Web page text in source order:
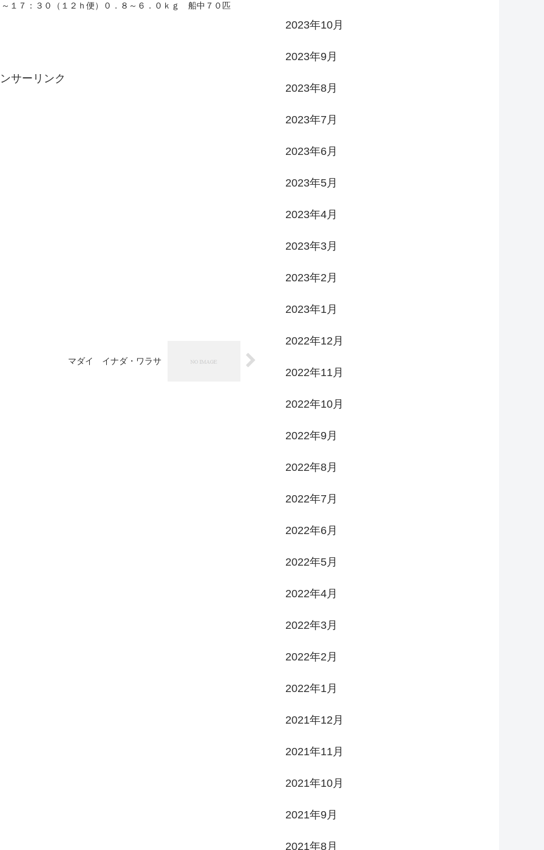
１７：３０（１２ｈ便）０．８～６．０ｋｇ 船中７０匹
サーリンク
マダイ イナダ・ワラサ
2023年10月
2023年9月
2023年8月
2023年7月
2023年6月
2023年5月
2023年4月
2023年3月
2023年2月
2023年1月
2022年12月
2022年11月
2022年10月
2022年9月
2022年8月
2022年7月
2022年6月
2022年5月
2022年4月
2022年3月
2022年2月
2022年1月
2021年12月
2021年11月
2021年10月
2021年9月
2021年8月